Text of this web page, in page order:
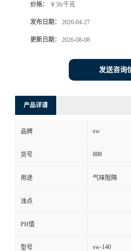
价格： ￥36/千克
发布日期： 2026-04-27
更新日期： 2026-08-08
发送咨询
产品详请
品牌 sw
货号 888
用途 气味阻隔
浊点
PH值
型号 sw-140